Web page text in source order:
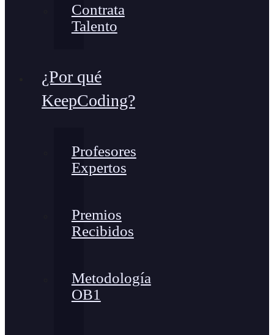
Contrata
Talento
¿Por qué
KeepCoding?
Profesores
Expertos
Premios
Recibidos
Metodología
OB1